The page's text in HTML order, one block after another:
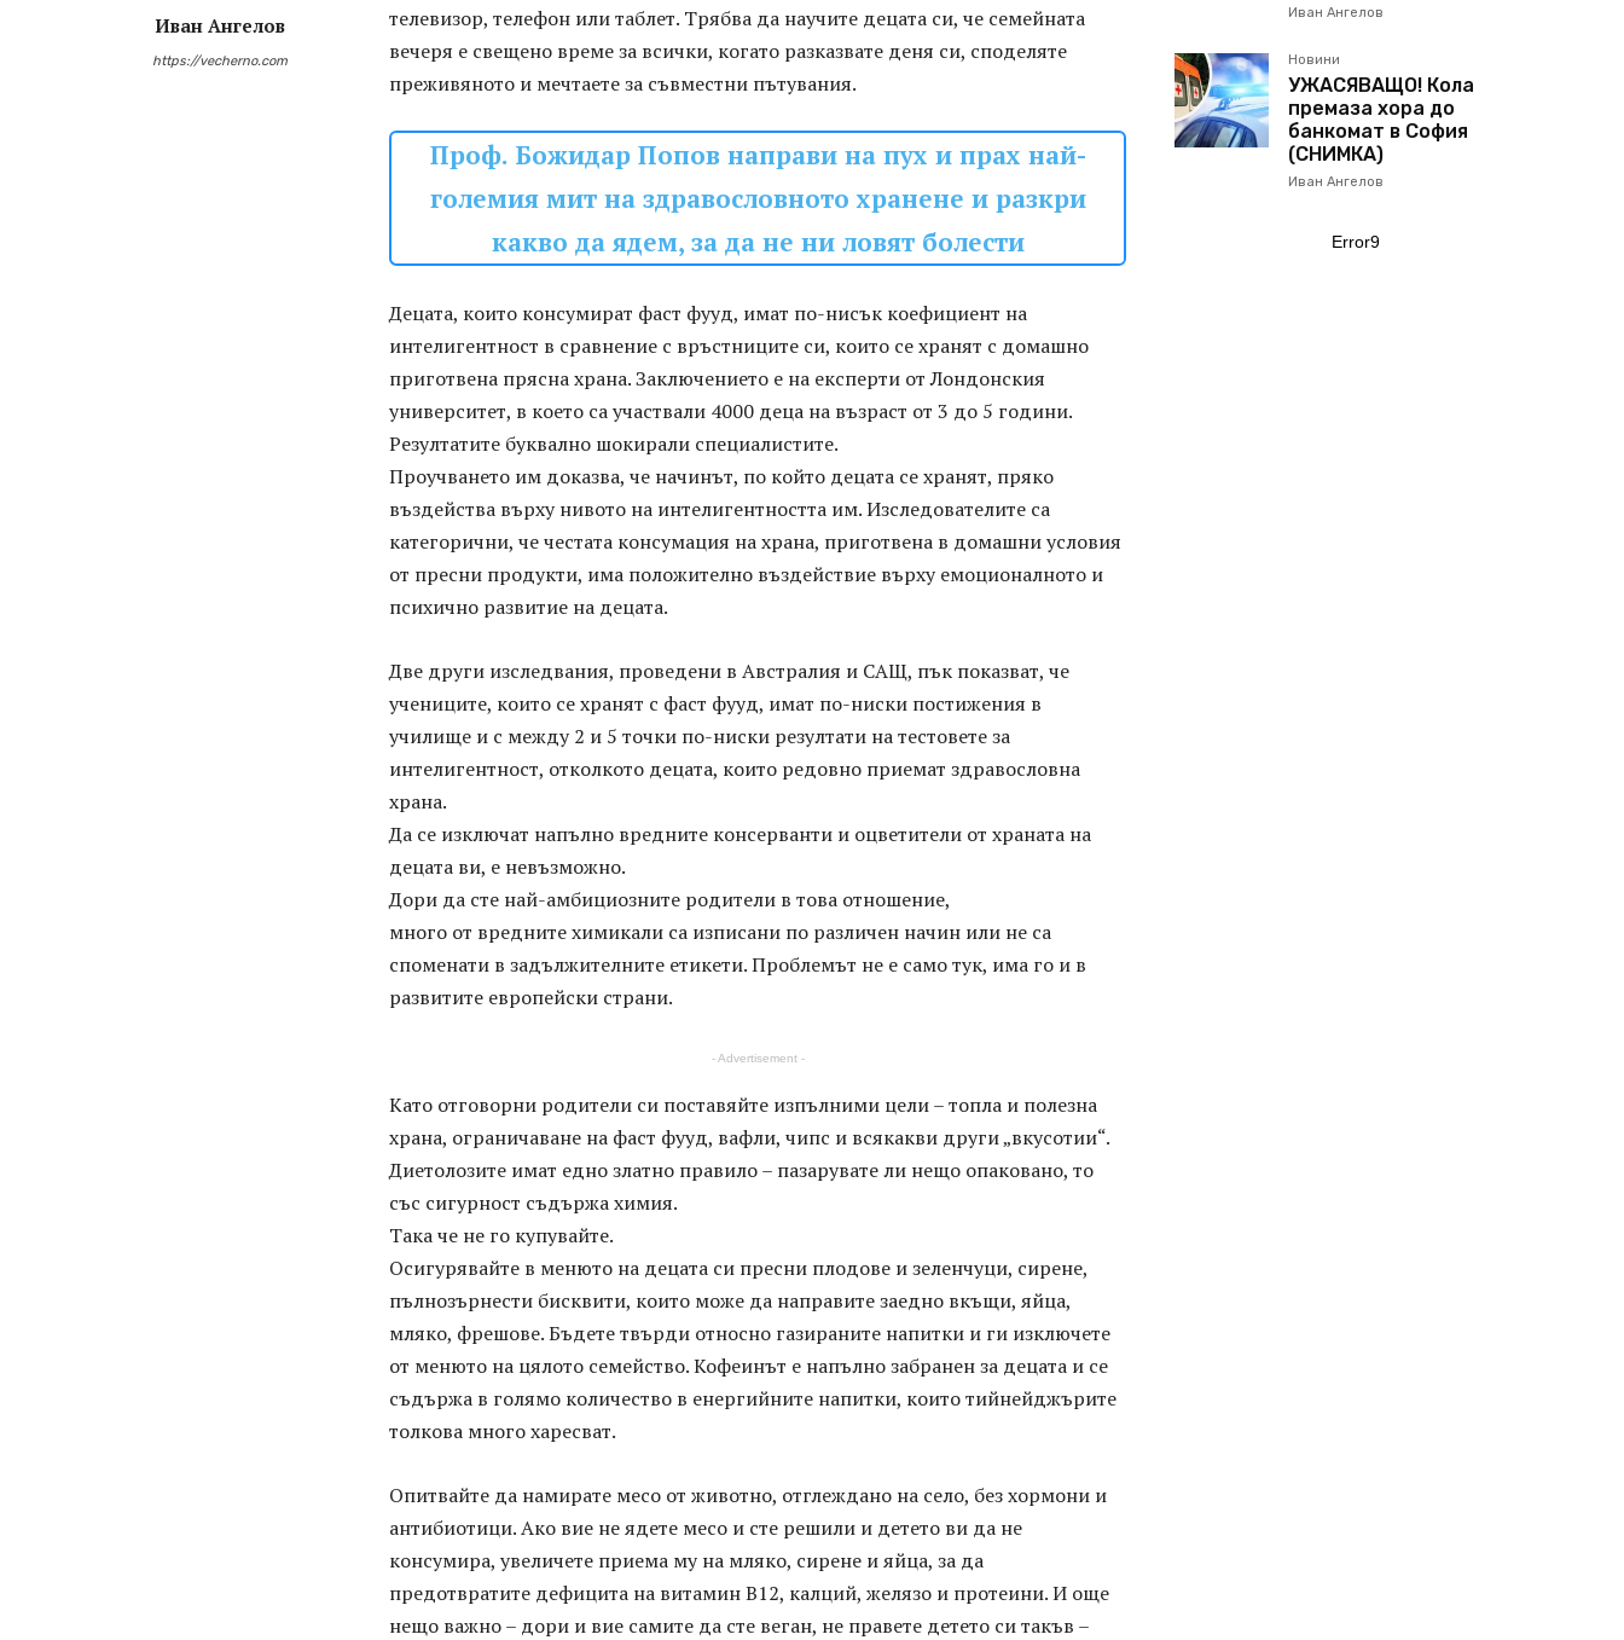
Иван Ангелов
https://vecherno.com
телевизор, телефон или таблет. Трябва да научите децата си, че семейната
вечеря е свещено време за всички, когато разказвате деня си, споделяте
преживяното и мечтаете за съвместни пътувания.
Проф. Божидар Попов направи на пух и прах най-
големия мит на здравословното хранене и разкри
какво да ядем, за да не ни ловят болести
Децата, които консумират фаст фууд, имат по-нисък коефициент на
интелигентност в сравнение с връстниците си, които се хранят с домашно
приготвена прясна храна. Заключението е на експерти от Лондонския
университет, в което са участвали 4000 деца на възраст от 3 до 5 години.
Резултатите буквално шокирали специалистите.
Проучването им доказва, че начинът, по който децата се хранят, пряко
въздейства върху нивото на интелигентността им. Изследователите са
категорични, че честата консумация на храна, приготвена в домашни условия
от пресни продукти, има положително въздействие върху емоционалното и
психично развитие на децата.
Две други изследвания, проведени в Австралия и САЩ, пък показват, че
учениците, които се хранят с фаст фууд, имат по-ниски постижения в
училище и с между 2 и 5 точки по-ниски резултати на тестовете за
интелигентност, отколкото децата, които редовно приемат здравословна
храна.
Да се изключат напълно вредните консерванти и оцветители от храната на
децата ви, е невъзможно.
Дори да сте най-амбициозните родители в това отношение,
много от вредните химикали са изписани по различен начин или не са
споменати в задължителните етикети. Проблемът не е само тук, има го и в
развитите европейски страни.
- Advertisement -
Като отговорни родители си поставяйте изпълними цели – топла и полезна
храна, ограничаване на фаст фууд, вафли, чипс и всякакви други „вкусотии“.
Диетолозите имат едно златно правило – пазарувате ли нещо опаковано, то
със сигурност съдържа химия.
Така че не го купувайте.
Осигурявайте в менюто на децата си пресни плодове и зеленчуци, сирене,
пълнозърнести бисквити, които може да направите заедно вкъщи, яйца,
мляко, фрешове. Бъдете твърди относно газираните напитки и ги изключете
от менюто на цялото семейство. Кофеинът е напълно забранен за децата и се
съдържа в голямо количество в енергийните напитки, които тийнейджърите
толкова много харесват.
Опитвайте да намирате месо от животно, отглеждано на село, без хормони и
антибиотици. Ако вие не ядете месо и сте решили и детето ви да не
консумира, увеличете приема му на мляко, сирене и яйца, за да
предотвратите дефицита на витамин В12, калций, желязо и протеини. И още
нещо важно – дори и вие самите да сте веган, не правете детето си такъв –
Иван Ангелов
Новини
УЖАСЯВАЩО! Кола
премаза хора до
банкомат в София
(СНИМКА)
Иван Ангелов
Error9